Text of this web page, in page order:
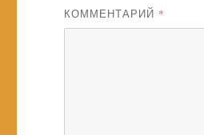
КОММЕНТАРИЙ *